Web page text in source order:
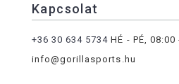
Kapcsolat
+36 30 634 5734 HÉ - PÉ, 08:00
info@gorillasports.hu